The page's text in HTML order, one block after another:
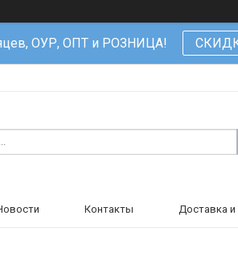
ОУР, ОПТ и РОЗНИЦА!
Контакты Доставка и